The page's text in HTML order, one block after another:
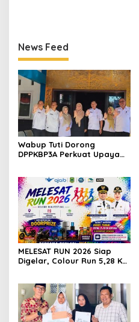
News Feed
Wabup Tuti Dorong
DPPKBP3A Perkuat Upaya
Keluarga
MELESAT RUN 2026 Siap
Digelar, Colour Run 5,28 Km